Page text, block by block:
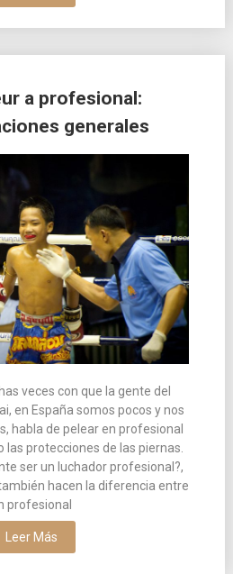
a profesional:
generales
veces con que la gente del
en España somos pocos y nos
habla de pelear en profesional
las protecciones de las piernas.
ser un luchador profesional?,
hacen la diferencia entre
profesional
Leer Más